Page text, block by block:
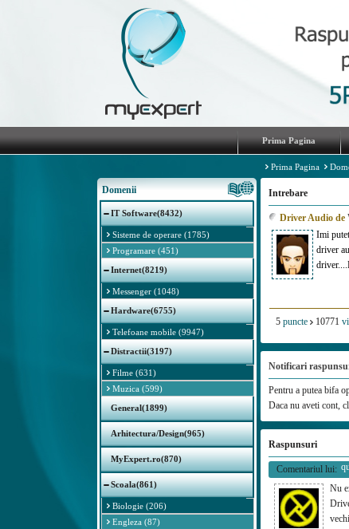
Prima Pagina
Domenii
IT Software(8432)
Sisteme de operare (1785)
Programare (451)
Internet(8219)
Messenger (1048)
Hardware(6755)
Telefoane mobile (9947)
Distractii(3197)
Filme (631)
Muzica (599)
General(1899)
Arhitectura/Design(965)
MyExpert.ro(870)
Scoala(861)
Biologie (206)
Engleza (87)
Prima Pagina
Intrebare
Driver Audio de
Imi
driver
5 puncte 10771
Notificari
Pentru a putea bifa
Daca nu aveti cont,
Raspunsuri
Comentariul lui:
Nu